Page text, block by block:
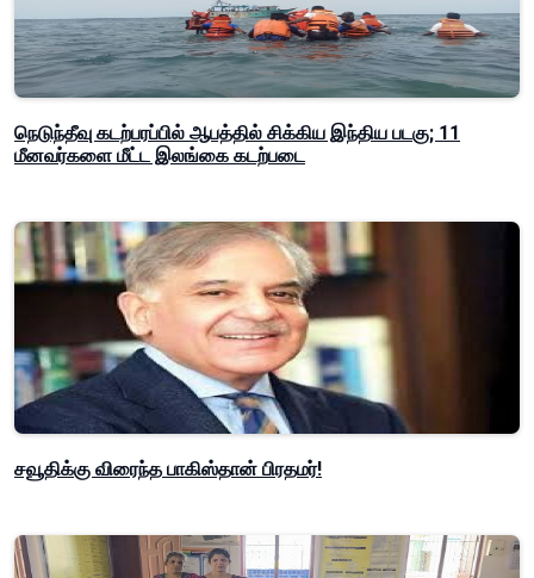
நெடுந்தீவு கடற்பரப்பில் ஆபத்தில் சிக்கிய இந்திய படகு; 11
மீனவர்களை மீட்ட இலங்கை கடற்படை
சவூதிக்கு விரைந்த பாகிஸ்தான் பிரதமர்!